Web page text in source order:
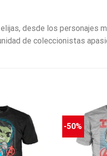
desde los personajes
de coleccionistas
-50%